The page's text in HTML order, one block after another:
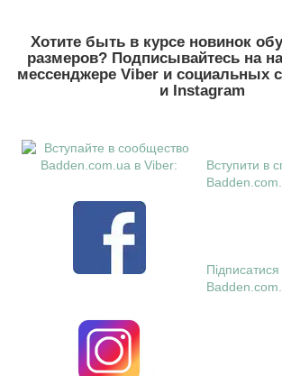
Хотите быть в курсе новинок
размеров? Подписывайтесь на
месcенджере Viber и социальных
и Instagram
Вступити в
Підписатися